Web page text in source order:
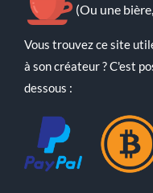
(Ou une
Vous trouvez ce site
à son créateur ? C'est
dessous :